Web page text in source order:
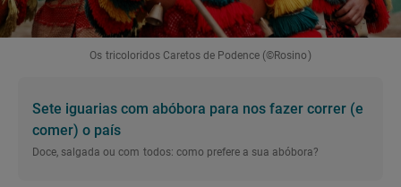
Os tricoloridos Caretos de Podence (©Rosino)
Sete iguarias com abóbora para nos fazer correr (e
comer) o país
Doce, salgada ou com todos: como prefere a sua abóbora?